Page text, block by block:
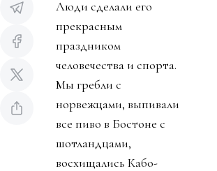
Люди сделали его
прекрасным
праздником
человечества и спорта.
Мы гребли с
норвежцами, выпивали
все пиво в Бостоне с
шотландцами,
восхищались Кабо-